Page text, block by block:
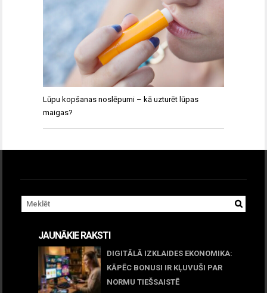
Lūpu kopšanas noslēpumi – kā uzturēt lūpas
maigas?
JAUNĀKIE RAKSTI
DIGITĀLĀ IZKLAIDES EKONOMIKA:
KĀPĒC BONUSI IR KĻUVUŠI PAR
NORMU TIEŠSAISTĒ